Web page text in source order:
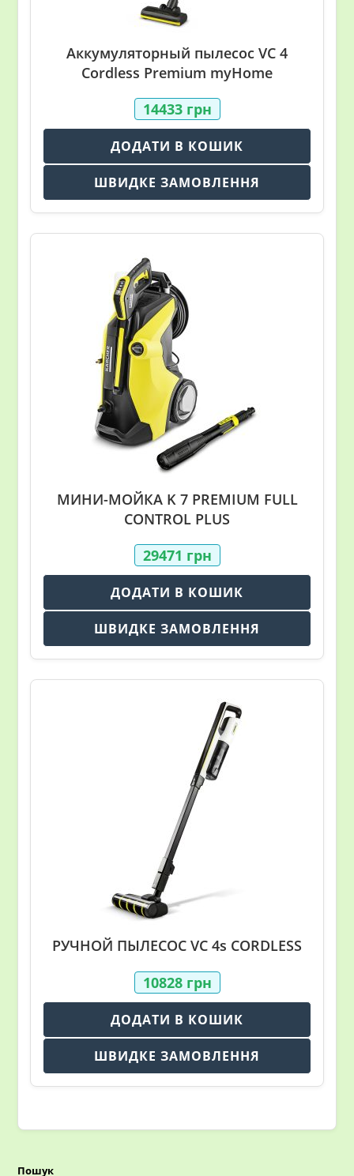
Аккумуляторный пылесос VC 4
Cordless Premium myHome
14433 грн
ДОДАТИ В КОШИК
ШВИДКЕ ЗАМОВЛЕННЯ
МИНИ-МОЙКА K 7 PREMIUM FULL
CONTROL PLUS
29471 грн
ДОДАТИ В КОШИК
ШВИДКЕ ЗАМОВЛЕННЯ
РУЧНОЙ ПЫЛЕСОС VC 4s CORDLESS
10828 грн
ДОДАТИ В КОШИК
ШВИДКЕ ЗАМОВЛЕННЯ
Пошук